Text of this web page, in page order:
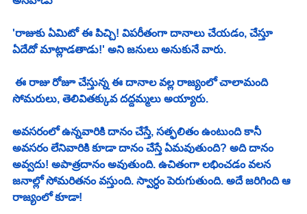
'రాజుకు ఏమిటో ఈ పిచ్చి! విపరీతంగా దానాలు చేయడం, చేస్తూ
ఏదేదో మాట్లాడతాడు!' అని జనులు అనుకునే వారు.
ఈ రాజు రోజూ చేస్తున్న ఈ దానాల వల్ల రాజ్యంలో చాలామంది
సోమరులు, తెలివితక్కువ దద్దమ్మలు అయ్యారు.
అవసరంలో ఉన్నవారికి దానం చేస్తే, సత్ఫలితం ఉంటుంది కానీ
అవసరం లేనివారికి కూడా దానం చేస్తే ఏమవుతుంది? అది దానం
అవ్వదు! అపాత్రదానం అవుతుంది. ఉచితంగా లభించడం వలన
జనాల్లో సోమరితనం వస్తుంది. స్వార్ధం పెరుగుతుంది. అదే జరిగింది ఆ
రాజ్యంలో కూడా!